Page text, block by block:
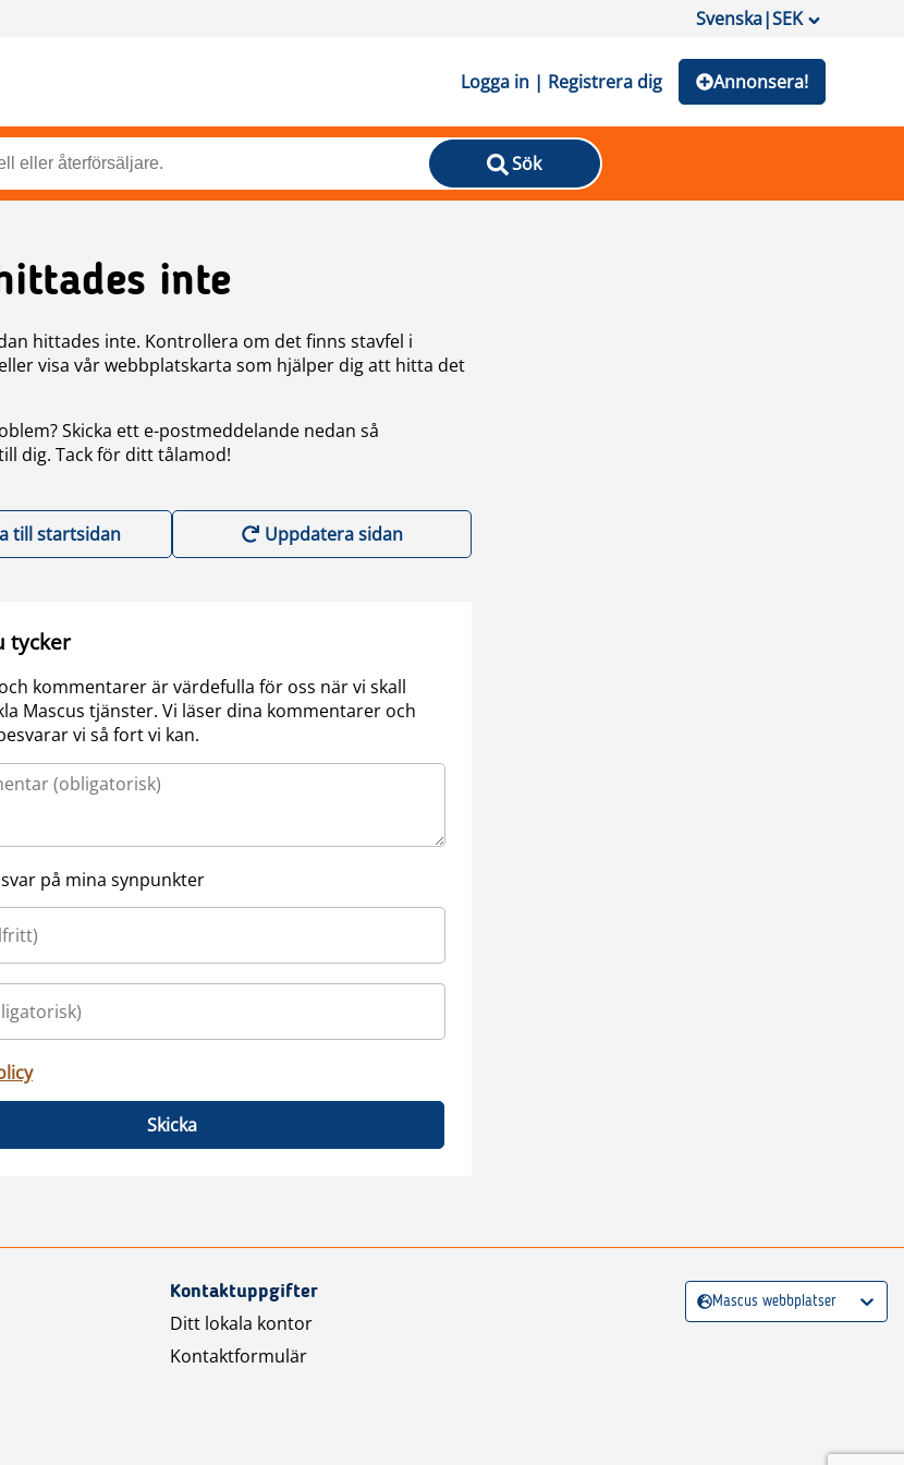
Svenska|SEK
Logga in | Registrera dig Annonsera!
Sök
inte
hittades inte. Kontrollera om det finns stavfel i
visa vår webbplatskarta som hjälper dig att hitta det
Skicka ett e-postmeddelande nedan så
dig. Tack för ditt tålamod!
till startsidan Uppdatera sidan
tycker
kommentarer är värdefulla för oss när vi skall
Mascus tjänster. Vi läser dina kommentarer och
vi så fort vi kan.
svar på mina synpunkter
Skicka
Kontaktuppgifter
Ditt lokala kontor
Kontaktformulär
Mascus webbplatser